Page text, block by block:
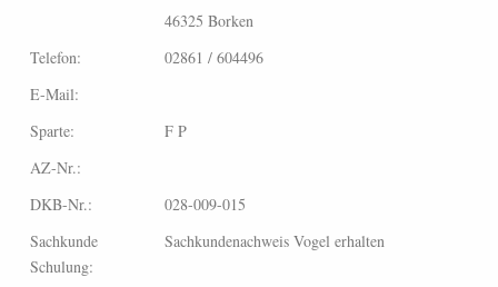
46325 Borken
Telefon:
02861 / 604496
E-Mail:
Sparte:
F P
AZ-Nr.:
DKB-Nr.:
028-009-015
Sachkunde
Schulung:
Sachkundenachweis Vogel erhalten